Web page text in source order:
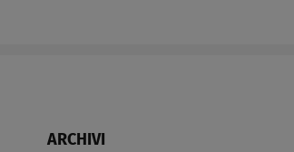
ARCHIVI